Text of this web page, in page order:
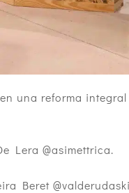
una reforma
Lera @asimettrica.
Beret